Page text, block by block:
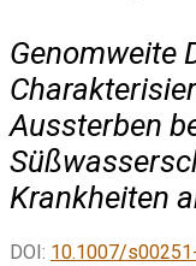
Genomweite
Aussterben
Krankheiten
DOI: 10.1007/